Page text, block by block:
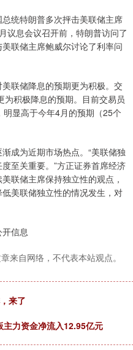
统特朗普多次抨击美联储主席
议息会议召开前，特朗普访问了
联储主席鲍威尔讨论了利率问
联储降息的预期更为积极。交
积极降息的预期。目前交易员
显高于今年4月的预期（25个
为近期市场热点。“美联储独
至关重要。”方正证券首席经济
联储主席保持独立性的观点，
美联储独立性的情况发生，对
信息
来自网络，不代表本站观点。
来了
力资金净流入12.95亿元